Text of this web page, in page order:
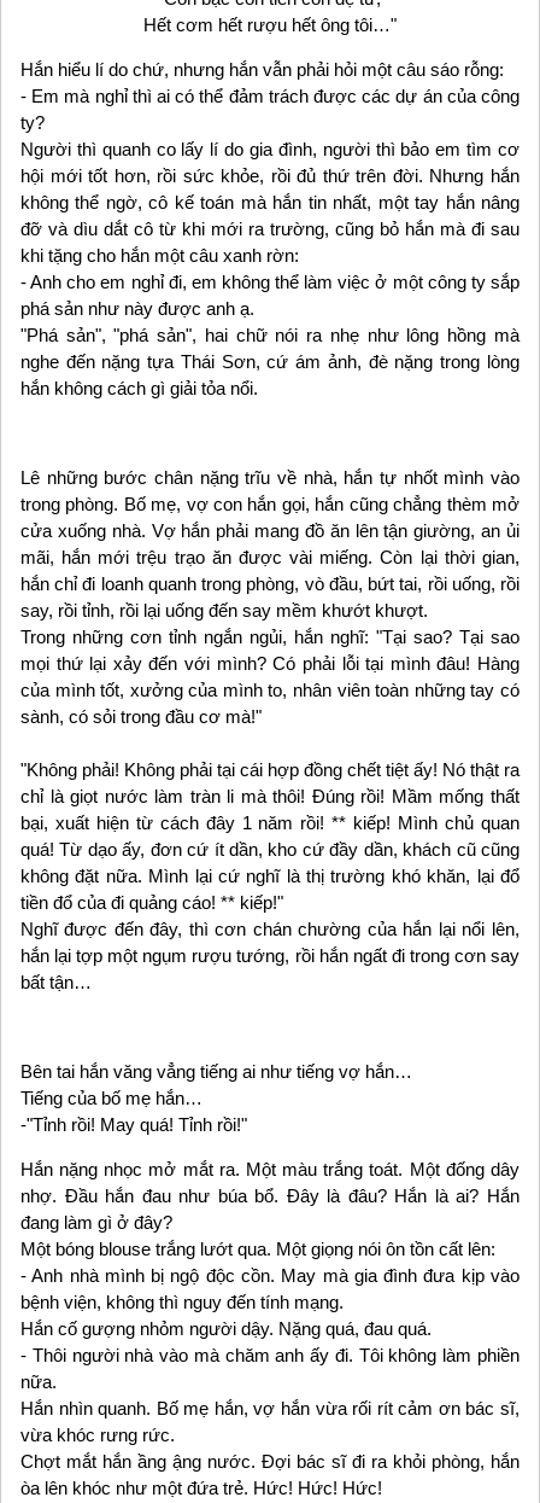
Hết cơm hết rượu hết ông tôi…"
Hắn hiểu lí do chứ, nhưng hắn vẫn phải hỏi một câu sáo rỗng:
- Em mà nghỉ thì ai có thể đảm trách được các dự án của công
ty?
Người thì quanh co lấy lí do gia đình, người thì bảo em tìm cơ
hội mới tốt hơn, rồi sức khỏe, rồi đủ thứ trên đời. Nhưng hắn
không thể ngờ, cô kế toán mà hắn tin nhất, một tay hắn nâng
đỡ và dìu dắt cô từ khi mới ra trường, cũng bỏ hắn mà đi sau
khi tặng cho hắn một câu xanh rờn:
- Anh cho em nghỉ đi, em không thể làm việc ở một công ty sắp
phá sản như này được anh ạ.
"Phá sản", "phá sản", hai chữ nói ra nhẹ như lông hồng mà
nghe đến nặng tựa Thái Sơn, cứ ám ảnh, đè nặng trong lòng
hắn không cách gì giải tỏa nổi.
Lê những bước chân nặng trĩu về nhà, hắn tự nhốt mình vào
trong phòng. Bố mẹ, vợ con hắn gọi, hắn cũng chẳng thèm mở
cửa xuống nhà. Vợ hắn phải mang đồ ăn lên tận giường, an ủi
mãi, hắn mới trệu trạo ăn được vài miếng. Còn lại thời gian,
hắn chỉ đi loanh quanh trong phòng, vò đầu, bứt tai, rồi uống, rồi
say, rồi tỉnh, rồi lại uống đến say mềm khướt khượt.
Trong những cơn tỉnh ngắn ngủi, hắn nghĩ: "Tại sao? Tại sao
mọi thứ lại xảy đến với mình? Có phải lỗi tại mình đâu! Hàng
của mình tốt, xưởng của mình to, nhân viên toàn những tay có
sành, có sỏi trong đầu cơ mà!"
"Không phải! Không phải tại cái hợp đồng chết tiệt ấy! Nó thật ra
chỉ là giọt nước làm tràn li mà thôi! Đúng rồi! Mầm mống thất
bại, xuất hiện từ cách đây 1 năm rồi! ** kiếp! Mình chủ quan
quá! Từ dạo ấy, đơn cứ ít dần, kho cứ đầy dần, khách cũ cũng
không đặt nữa. Mình lại cứ nghĩ là thị trường khó khăn, lại đổ
tiền đổ của đi quảng cáo! ** kiếp!"
Nghĩ được đến đây, thì cơn chán chường của hắn lại nổi lên,
hắn lại tợp một ngụm rượu tướng, rồi hắn ngất đi trong cơn say
bất tận…
Bên tai hắn văng vẳng tiếng ai như tiếng vợ hắn…
Tiếng của bố mẹ hắn…
-"Tỉnh rồi! May quá! Tỉnh rồi!"
Hắn nặng nhọc mở mắt ra. Một màu trắng toát. Một đống dây
nhợ. Đầu hắn đau như búa bổ. Đây là đâu? Hắn là ai? Hắn
đang làm gì ở đây?
Một bóng blouse trắng lướt qua. Một giọng nói ôn tồn cất lên:
- Anh nhà mình bị ngộ độc cồn. May mà gia đình đưa kịp vào
bệnh viện, không thì nguy đến tính mạng.
Hắn cố gượng nhỏm người dậy. Nặng quá, đau quá.
- Thôi người nhà vào mà chăm anh ấy đi. Tôi không làm phiền
nữa.
Hắn nhìn quanh. Bố mẹ hắn, vợ hắn vừa rối rít cảm ơn bác sĩ,
vừa khóc rưng rức.
Chợt mắt hắn ầng ậng nước. Đợi bác sĩ đi ra khỏi phòng, hắn
òa lên khóc như một đứa trẻ. Hức! Hức! Hức!